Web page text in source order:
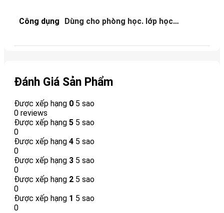
Công dụng Dùng cho phòng học. lớp học…
Đánh Giá Sản Phẩm
Được xếp hạng 0 5 sao
0 reviews
Được xếp hạng 5 5 sao
0
Được xếp hạng 4 5 sao
0
Được xếp hạng 3 5 sao
0
Được xếp hạng 2 5 sao
0
Được xếp hạng 1 5 sao
0